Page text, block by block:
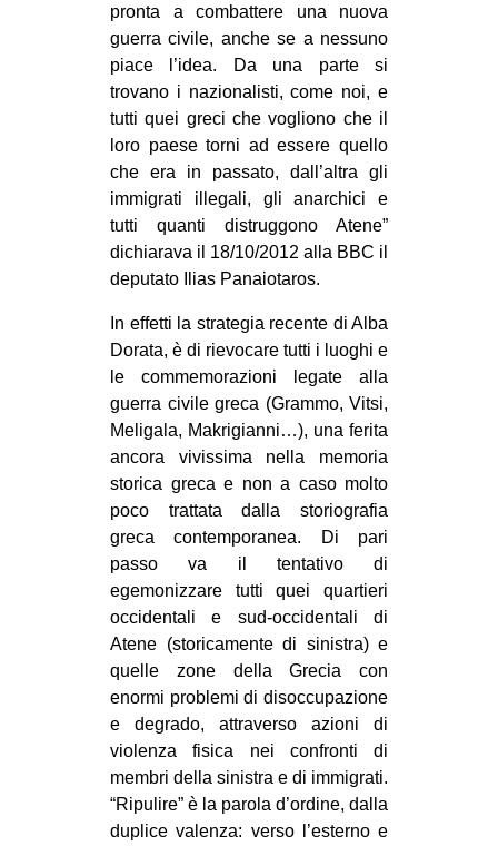
pronta a combattere una nuova
guerra civile, anche se a nessuno
piace l’idea. Da una parte si
trovano i nazionalisti, come noi, e
tutti quei greci che vogliono che il
loro paese torni ad essere quello
che era in passato, dall’altra gli
immigrati illegali, gli anarchici e
tutti quanti distruggono Atene”
dichiarava il 18/10/2012 alla BBC il
deputato Ilias Panaiotaros.
In effetti la strategia recente di Alba
Dorata, è di rievocare tutti i luoghi e
le commemorazioni legate alla
guerra civile greca (Grammo, Vitsi,
Meligala, Makrigianni…), una ferita
ancora vivissima nella memoria
storica greca e non a caso molto
poco trattata dalla storiografia
greca contemporanea. Di pari
passo va il tentativo di
egemonizzare tutti quei quartieri
occidentali e sud-occidentali di
Atene (storicamente di sinistra) e
quelle zone della Grecia con
enormi problemi di disoccupazione
e degrado, attraverso azioni di
violenza fisica nei confronti di
membri della sinistra e di immigrati.
“Ripulire” è la parola d’ordine, dalla
duplice valenza: verso l’esterno e